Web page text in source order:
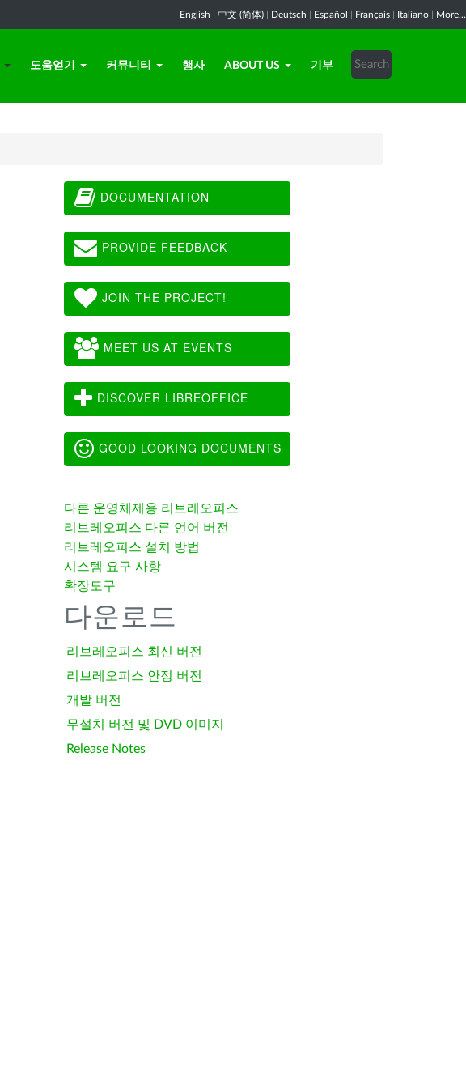
English 中文 (简体) Deutsch Español Français Italiano More...
도움얻기 커뮤니티 행사 ABOUT US 기부
DOCUMENTATION
PROVIDE FEEDBACK
JOIN THE PROJECT!
MEET US AT EVENTS
DISCOVER LIBREOFFICE
GOOD LOOKING DOCUMENTS
다른 운영체제용 리브레오피스
리브레오피스 다른 언어 버전
리브레오피스 설치 방법
시스템 요구 사항
확장도구
다운로드
리브레오피스 최신 버전
리브레오피스 안정 버전
개발 버전
무설치 버전 및 DVD 이미지
Release Notes